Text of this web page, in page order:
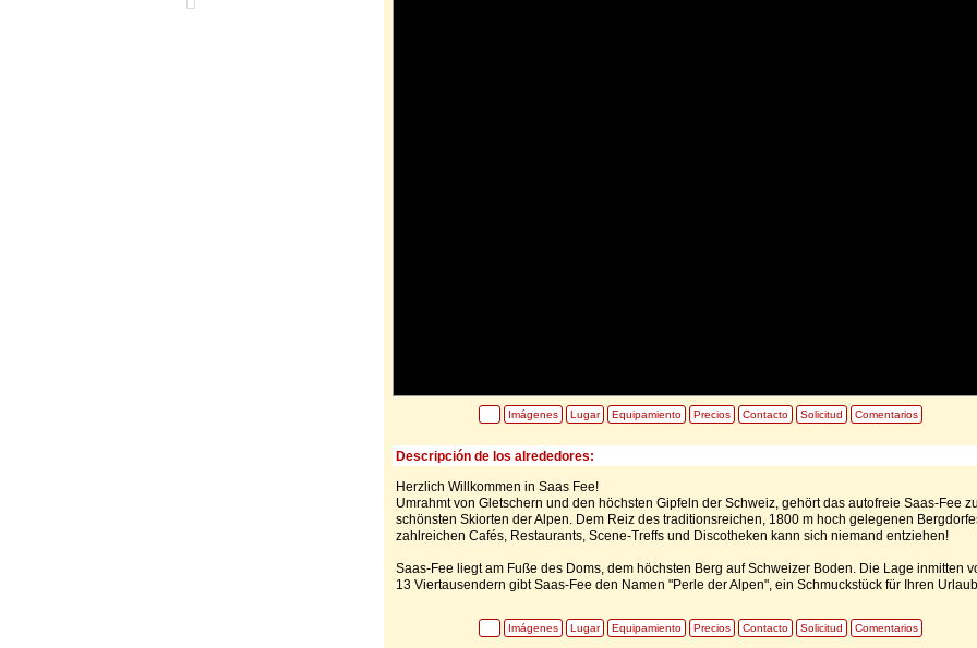
Imágenes Lugar Equipamiento Precios Contacto Solicitud Comentarios
Descripción de los alrededores:
Herzlich Willkommen in Saas Fee!
Umrahmt von Gletschern und den höchsten Gipfeln der Schweiz, gehört das autofreie Saas-Fee
schönsten Skiorten der Alpen. Dem Reiz des traditionsreichen, 1800 m hoch gelegenen
zahlreichen Cafés, Restaurants, Scene-Treffs und Discotheken kann sich niemand entziehen!
Saas-Fee liegt am Fuße des Doms, dem höchsten Berg auf Schweizer Boden. Die Lage inmitten
13 Viertausendern gibt Saas-Fee den Namen "Perle der Alpen", ein Schmuckstück für Ihren
Imágenes Lugar Equipamiento Precios Contacto Solicitud Comentarios